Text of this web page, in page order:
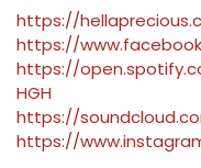
https://
https://
https://
HGH
https://
https://